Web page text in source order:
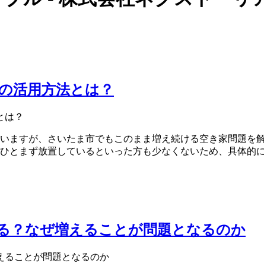
活用方法とは？
ますが、さいたま市でもこのまま増え続ける空き家問題を
とまず放置しているといった方も少なくないため、具体的
？なぜ増えることが問題となるのか